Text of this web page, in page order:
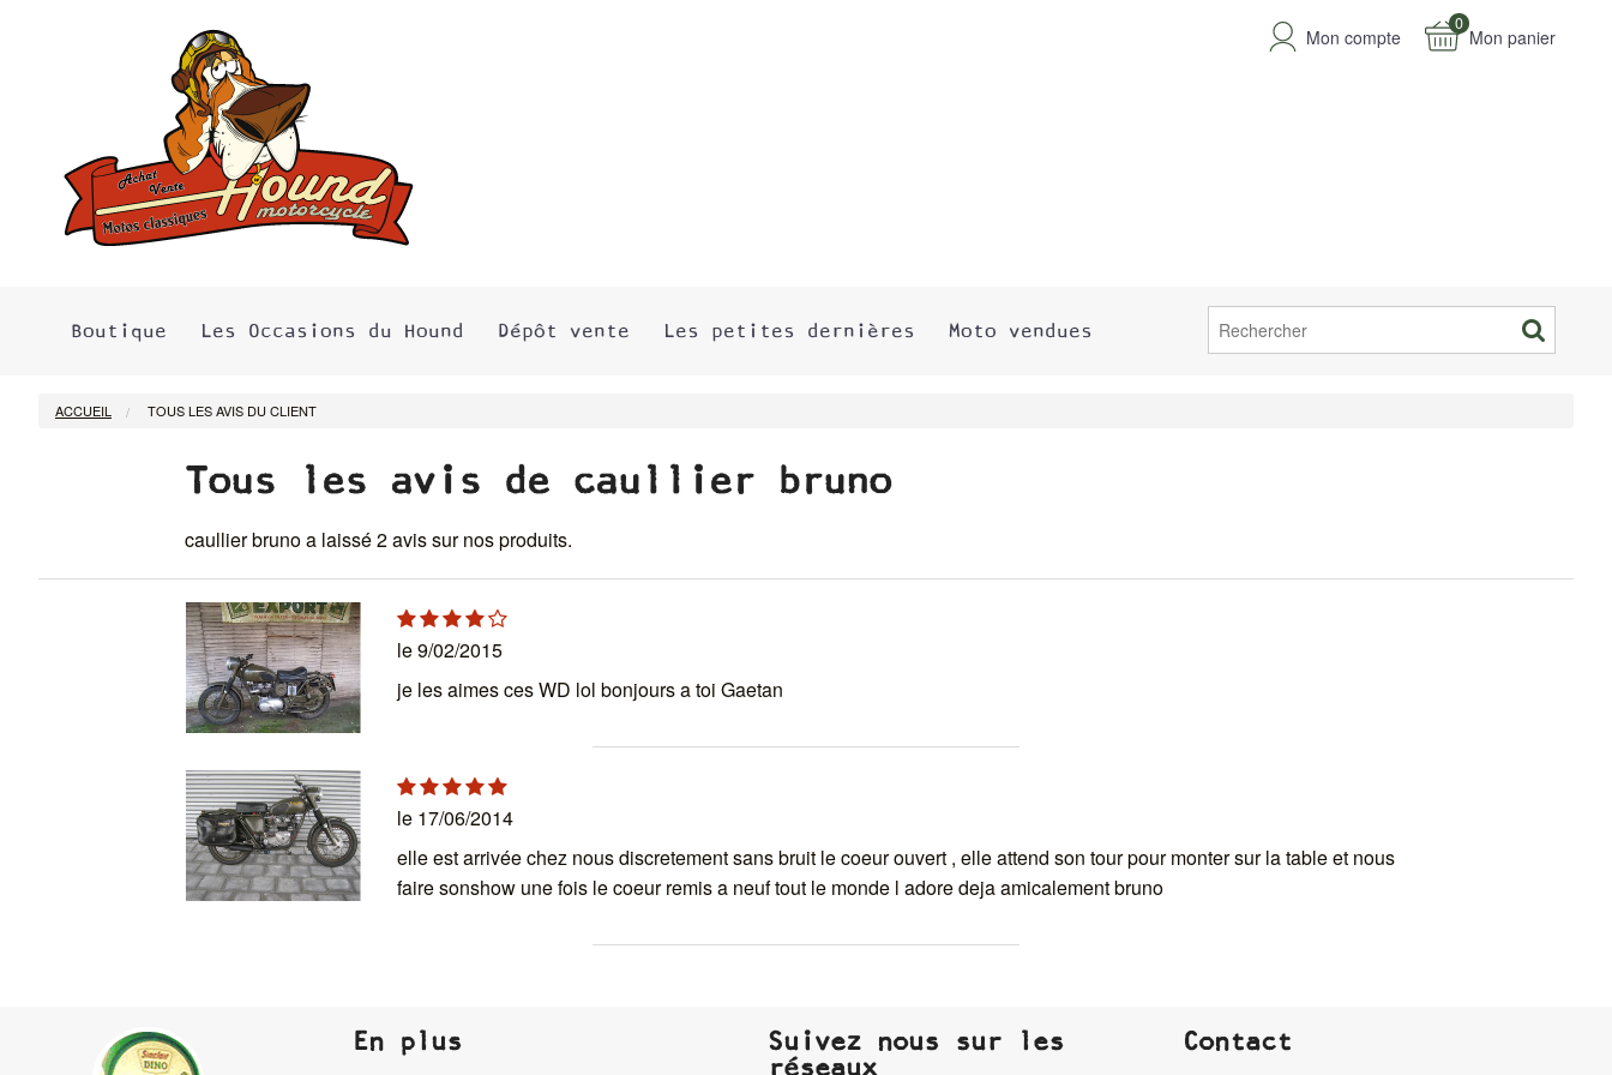
0
Mon panier
Mon compte
Boutique Les Occasions du Hound Dépôt vente Les petites dernières Moto vendues
ACCUEIL TOUS LES AVIS DU CLIENT
Tous les avis de caullier bruno
caullier bruno a laissé 2 avis sur nos produits.
le 9/02/2015
je les aimes ces WD lol bonjours a toi Gaetan
le 17/06/2014
elle est arrivée chez nous discretement sans bruit le coeur ouvert , elle attend son tour pour monter sur la table et nous
faire sonshow une fois le coeur remis a neuf tout le monde l adore deja amicalement bruno
En plus Suivez nous sur les
réseaux
Contact